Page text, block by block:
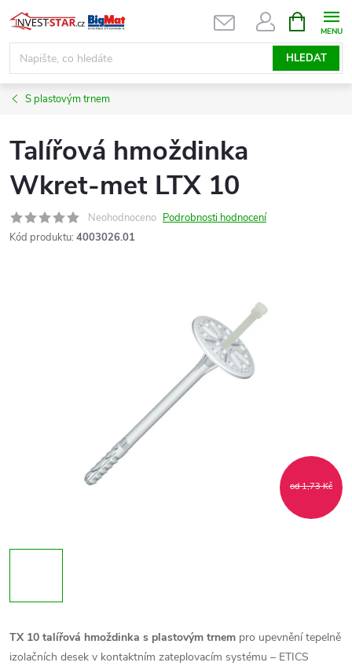
Přejít
na
obsah
HLEDAT
NÁKUPNÍ
KOŠÍK
S plastovým trnem
Talířová hmoždinka
Wkret-met LTX 10
Neohodnoceno Podrobnosti hodnocení
Kód produktu: 4003026.01
od 1,73 Kč
TX 10 talířová hmoždinka s plastovým trnem pro upevnění tepelně
izolačních desek v kontaktním zateplovacím systému – ETICS